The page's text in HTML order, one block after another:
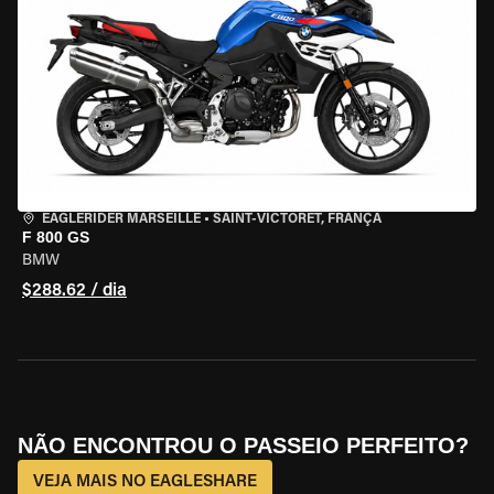
EAGLERIDER MARSEILLE • SAINT-VICTORET, FRANÇA
F 800 GS
BMW
$288.62 / dia
NÃO ENCONTROU O PASSEIO PERFEITO?
VEJA MAIS NO EAGLESHARE